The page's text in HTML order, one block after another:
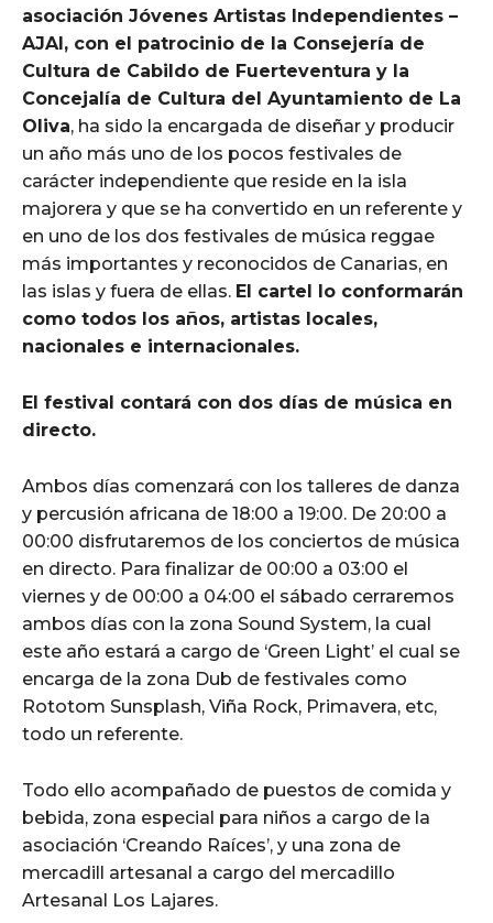
asociación Jóvenes Artistas Independientes –
AJAI, con el patrocinio de la Consejería de
Cultura de Cabildo de Fuerteventura y la
Concejalía de Cultura del Ayuntamiento de La
Oliva, ha sido la encargada de diseñar y producir
un año más uno de los pocos festivales de
carácter independiente que reside en la isla
majorera y que se ha convertido en un referente y
en uno de los dos festivales de música reggae
más importantes y reconocidos de Canarias, en
las islas y fuera de ellas. El cartel lo conformarán
como todos los años, artistas locales,
nacionales e internacionales.
El festival contará con dos días de música en
directo.
Ambos días comenzará con los talleres de danza
y percusión africana de 18:00 a 19:00. De 20:00 a
00:00 disfrutaremos de los conciertos de música
en directo. Para finalizar de 00:00 a 03:00 el
viernes y de 00:00 a 04:00 el sábado cerraremos
ambos días con la zona Sound System, la cual
este año estará a cargo de ‘Green Light’ el cual se
encarga de la zona Dub de festivales como
Rototom Sunsplash, Viña Rock, Primavera, etc,
todo un referente.
Todo ello acompañado de puestos de comida y
bebida, zona especial para niños a cargo de la
asociación ‘Creando Raíces’, y una zona de
mercadill artesanal a cargo del mercadillo
Artesanal Los Lajares.